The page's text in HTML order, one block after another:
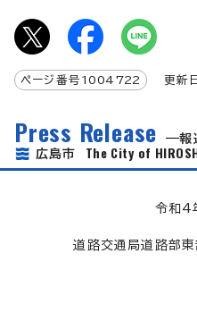
ページ番号 1004722 更新
Press Release
報
広島市 The City of
令和4
道路交通局道路部